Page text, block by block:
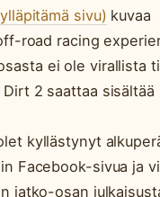
sivu) kuvaa
road racing
ei ole virallista
2 saattaa sisältää
kyllästynyt
Facebook-sivua ja
jatko-osan